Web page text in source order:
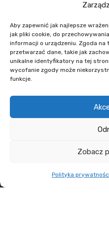
Aby zapewnić jak najlepsze
jak pliki cookie, do
informacji o urządzeniu. Zgoda na
przetwarzać dane, takie jak
unikalne identyfikatory na tej
wycofanie zgody może
funkcje.
Zobacz
Polityka
ul. Dąbrowskiego 301, 60-
+48 608 636 580
+48 730 223 312
+48 502 598 107
kontakt@lumens.expert
Oferta